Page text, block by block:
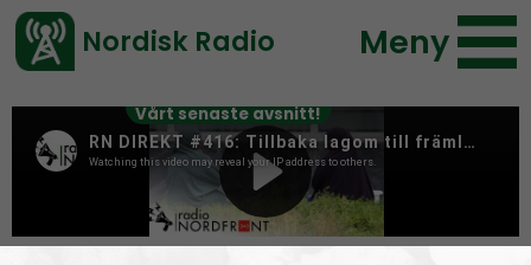
Vårt senaste avsnitt!
Nordisk Radio Meny